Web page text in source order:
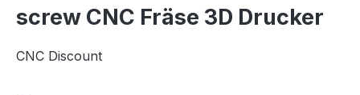
screw CNC Fräse 3D Drucker
CNC Discount